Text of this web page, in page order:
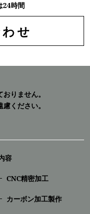
24時間
せ
りません。
ください。
容
CNC精密加⼯
カーボン加工製作